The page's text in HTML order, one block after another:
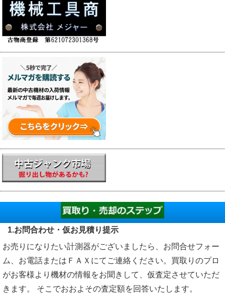
1.お問合わせ・仮お見積り提示
お売りになりたい計測器がございましたら、お問合せフォー
ム、お電話またはＦＡＸにてご連絡ください。買取りのプロ
がお客様より機材の情報をお聞きして、仮査定させていただ
きます。 そこでおおよその査定額を回答いたします。